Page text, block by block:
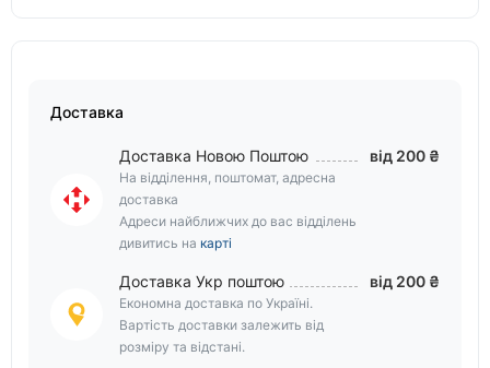
Доставка
Доставка Новою Поштою
На відділення, поштомат, адресна
доставка
Адреси найближчих до вас відділень
дивитись на карті
від 200 ₴
Доставка Укр поштою
Економна доставка по Україні.
Вартість доставки залежить від
розміру та відстані.
від 200 ₴